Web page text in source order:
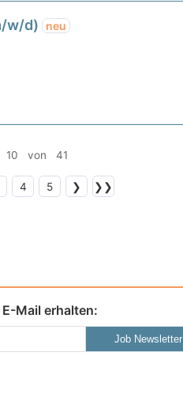
w/d) neu
von 41
4 5 ❯ ❯❯
Mail erhalten:
Job Newsletter